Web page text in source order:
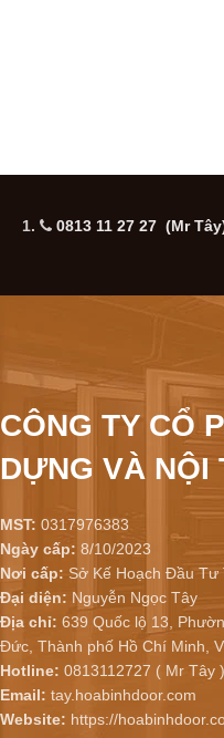
1. 0813 11 27 27 (Mr
CÔNG TY CỔ
DỰNG VÀ NỘI
MST: 0317976383
Ngày cấp: 8/10/2023
Nơi cấp: Sở Kế Hoạch Đầu Tư
Đại diện: Nguyễn Ngọc Tây
Địa chỉ: 639 Quốc lộ 13,
Đức, Thành phố Hồ Chí Minh,
Hotline: 0813112727 ( Mr Tây )
Email: tay.hoabinhdoor.com
Website: https://